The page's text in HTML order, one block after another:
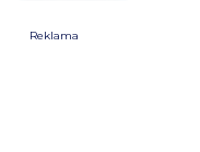
Reklama